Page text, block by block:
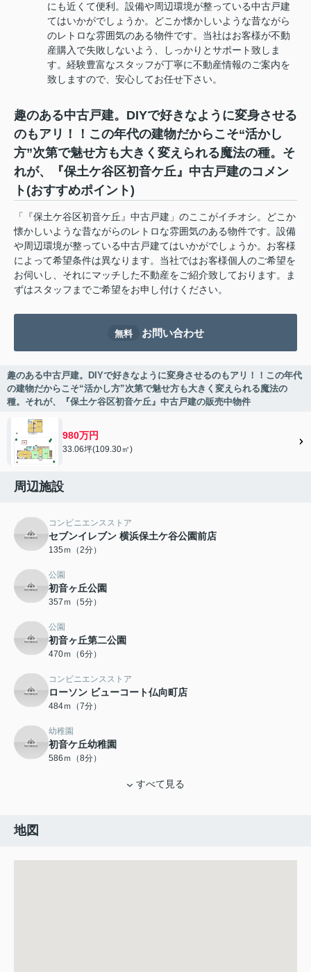
にも近くて便利。設備や周辺環境が整っている中古戸建
てはいかがでしょうか。どこか懐かしいような昔ながら
のレトロな雰囲気のある物件です。当社はお客様が不動
産購入で失敗しないよう、しっかりとサポート致しま
す。経験豊富なスタッフが丁寧に不動産情報のご案内を
致しますので、安心してお任せ下さい。
趣のある中古戸建。DIYで好きなように変身させる
のもアリ！！この年代の建物だからこそ“活かし
方”次第で魅せ方も大きく変えられる魔法の種。そ
れが、『保土ケ谷区初音ケ丘』中古戸建のコメン
ト(おすすめポイント)
「『保土ケ谷区初音ケ丘』中古戸建」のここがイチオシ。どこか
懐かしいような昔ながらのレトロな雰囲気のある物件です。設備
や周辺環境が整っている中古戸建てはいかがでしょうか。お客様
によって希望条件は異なります。当社ではお客様個人のご希望を
お伺いし、それにマッチした不動産をご紹介致しております。ま
ずはスタッフまでご希望をお申し付けください。
無料 お問い合わせ
趣のある中古戸建。DIYで好きなように変身させるのもアリ！！この年代
の建物だからこそ“活かし方”次第で魅せ方も大きく変えられる魔法の
種。それが、『保土ケ谷区初音ケ丘』中古戸建の販売中物件
980万円
33.06坪(109.30㎡)
周辺施設
コンビニエンスストア
セブンイレブン 横浜保土ケ谷公園前店
135ｍ（2分）
公園
初音ヶ丘公園
357ｍ（5分）
公園
初音ヶ丘第二公園
470ｍ（6分）
コンビニエンスストア
ローソン ビューコート仏向町店
484ｍ（7分）
幼稚園
初音ケ丘幼稚園
586ｍ（8分）
すべて見る
地図